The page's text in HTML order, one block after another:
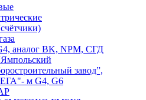
аналог BK, NPM, СГД
завод”,
м G4, G6